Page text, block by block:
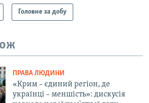
Головне за добу
ПРАВА ЛЮДИНИ
«Крим – єдиний регіон, де
українці – меншість»: дискусія